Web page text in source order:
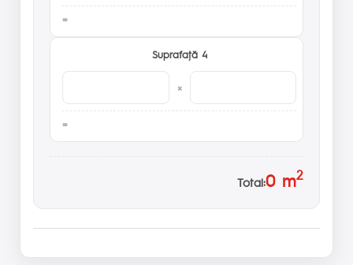
Suprafaţă 4
×
Total:0m2